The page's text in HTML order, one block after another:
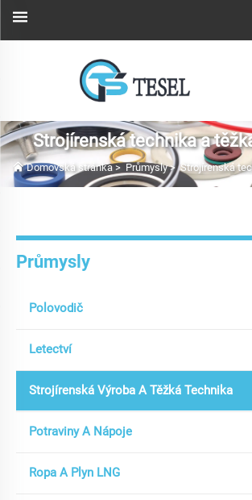
Strojírenská technika a
Domovská stránka> Průmysly>Strojírenská
Průmysly
Polovodič
Letectví
Strojírenská Výroba A Těžká Technika
Potraviny A Nápoje
Ropa A Plyn LNG